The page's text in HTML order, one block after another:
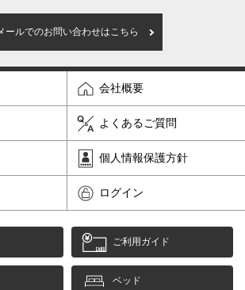
ールでのお問い合わせはこちら
会社概要
よくあるご質問
個人情報保護方針
ログイン
ご利用ガイド
ベッド